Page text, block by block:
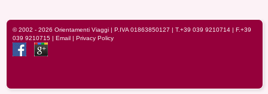
© 2002 - 2026 Orientamenti Viaggi | P.IVA 01863850127 | T.+39 039 9210714 | F.+39
039 9210715 | Email | Privacy Policy